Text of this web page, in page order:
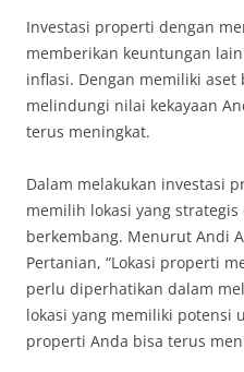
Investasi properti dengan
memberikan keuntungan
inflasi. Dengan memiliki
melindungi nilai kekayaan
terus meningkat.
Dalam melakukan investasi
memilih lokasi yang
berkembang. Menurut Andi
Pertanian, “Lokasi properti
perlu diperhatikan dalam
lokasi yang memiliki potensi
properti Anda bisa terus